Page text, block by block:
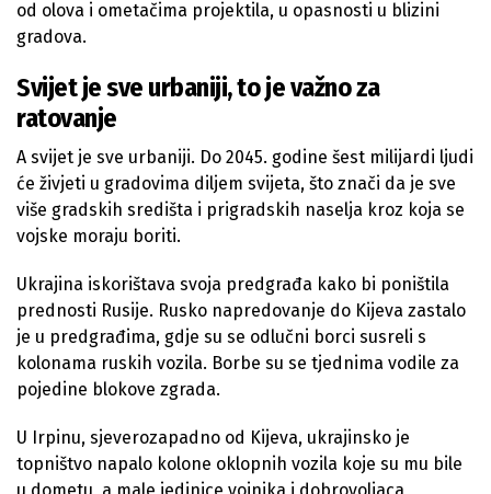
od olova i ometačima projektila, u opasnosti u blizini
gradova.
Svijet je sve urbaniji, to je važno za
ratovanje
A svijet je sve urbaniji. Do 2045. godine šest milijardi ljudi
će živjeti u gradovima diljem svijeta, što znači da je sve
više gradskih središta i prigradskih naselja kroz koja se
vojske moraju boriti.
Ukrajina iskorištava svoja predgrađa kako bi poništila
prednosti Rusije. Rusko napredovanje do Kijeva zastalo
je u predgrađima, gdje su se odlučni borci susreli s
kolonama ruskih vozila. Borbe su se tjednima vodile za
pojedine blokove zgrada.
U Irpinu, sjeverozapadno od Kijeva, ukrajinsko je
topništvo napalo kolone oklopnih vozila koje su mu bile